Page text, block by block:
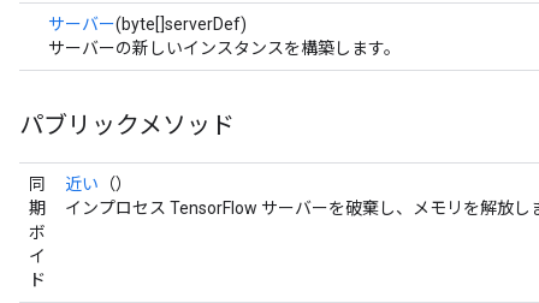
サーバー(byte[]serverDef)
サーバーの新しいインスタンスを構築します。
パブリックメソッド
同
期
ボ
イ
ド
近い （）
インプロセス TensorFlow サーバーを破棄し、メモリを解放し